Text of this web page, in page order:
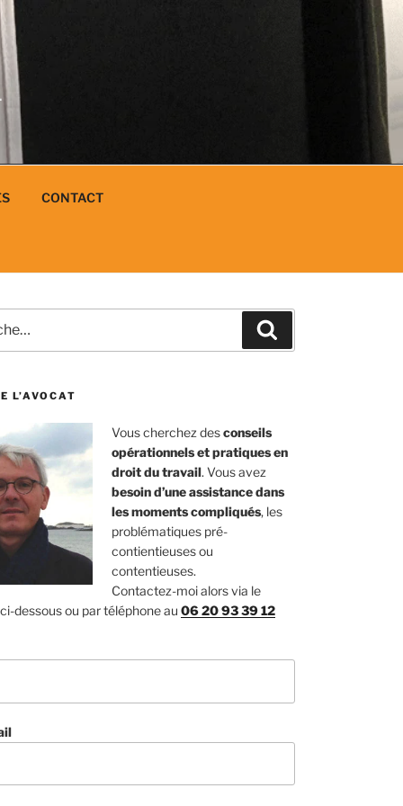
CONTACT
L’AVOCAT
Vous cherchez desconseils
opérationnels et pratiques en
droit du travail. Vous avez
besoin d’une assistance dans
les moments compliqués, les
problématiques pré-
contientieuses ou
contentieuses.
Contactez-moi alors via le
dessous ou par téléphone au 06 20 93 39 12